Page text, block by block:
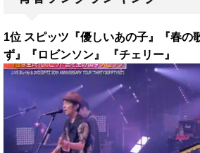
1位 スピッツ『優しいあの子』『春の
ず』『ロビンソン』 『チェリー』